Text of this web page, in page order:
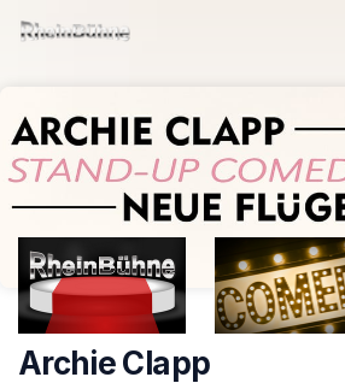
Skip header
Archie Clapp